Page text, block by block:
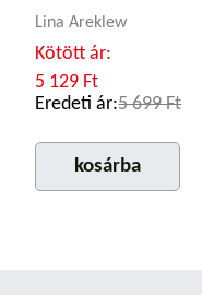
Lina Areklew
Kötött ár:
5 129 Ft
Eredeti ár:5 699 Ft
kosárba